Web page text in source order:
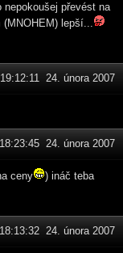
převést na
lepší...
19:12:11 24. února 2007
18:23:45 24. února 2007
ceny
) ináč teba
18:13:32 24. února 2007